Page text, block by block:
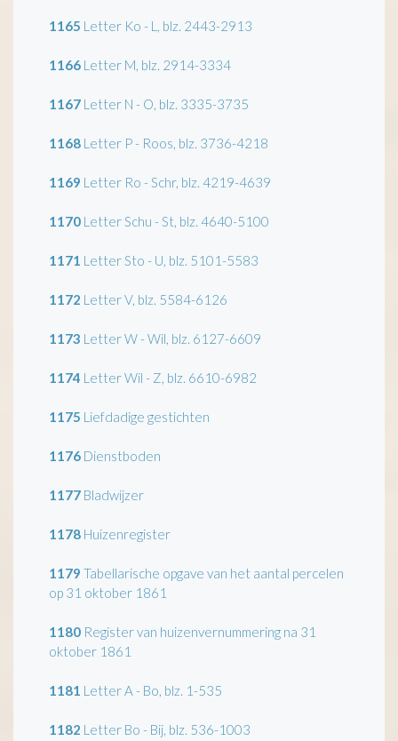
1165 Letter Ko - L, blz. 2443-2913
1166 Letter M, blz. 2914-3334
1167 Letter N - O, blz. 3335-3735
1168 Letter P - Roos, blz. 3736-4218
1169 Letter Ro - Schr, blz. 4219-4639
1170 Letter Schu - St, blz. 4640-5100
1171 Letter Sto - U, blz. 5101-5583
1172 Letter V, blz. 5584-6126
1173 Letter W - Wil, blz. 6127-6609
1174 Letter Wil - Z, blz. 6610-6982
1175 Liefdadige gestichten
1176 Dienstboden
1177 Bladwijzer
1178 Huizenregister
1179 Tabellarische opgave van het aantal percelen
op 31 oktober 1861
1180 Register van huizenvernummering na 31
oktober 1861
1181 Letter A - Bo, blz. 1-535
1182 Letter Bo - Bij, blz. 536-1003